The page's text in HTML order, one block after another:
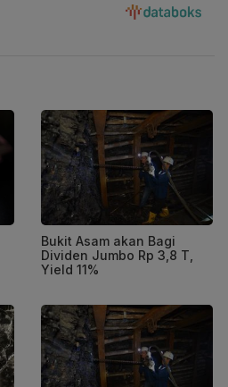
Bukit Asam akan Bagi
Dividen Jumbo Rp 3,8 T,
Yield 11%